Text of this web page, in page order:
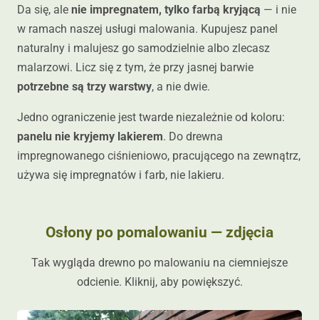
Da się, ale nie impregnatem, tylko farbą kryjącą — i nie
w ramach naszej usługi malowania. Kupujesz panel
naturalny i malujesz go samodzielnie albo zlecasz
malarzowi. Licz się z tym, że przy jasnej barwie
potrzebne są trzy warstwy, a nie dwie.
Jedno ograniczenie jest twarde niezależnie od koloru:
panelu nie kryjemy lakierem. Do drewna
impregnowanego ciśnieniowo, pracującego na zewnątrz,
używa się impregnatów i farb, nie lakieru.
Osłony po pomalowaniu — zdjęcia
Tak wygląda drewno po malowaniu na ciemniejsze
odcienie. Kliknij, aby powiększyć.